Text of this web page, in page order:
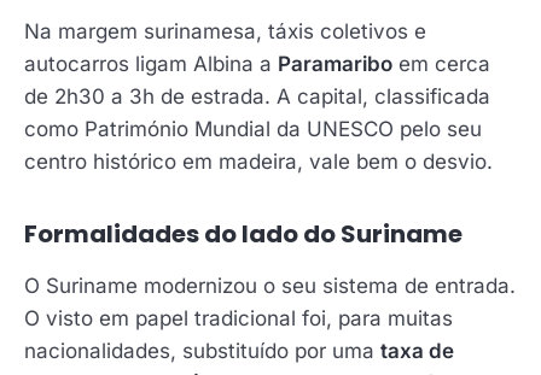
Na margem surinamesa, táxis coletivos e
autocarros ligam Albina a Paramaribo em cerca
de 2h30 a 3h de estrada. A capital, classificada
como Património Mundial da UNESCO pelo seu
centro histórico em madeira, vale bem o desvio.
Formalidades do lado do Suriname
O Suriname modernizou o seu sistema de entrada.
O visto em papel tradicional foi, para muitas
nacionalidades, substituído por uma taxa de